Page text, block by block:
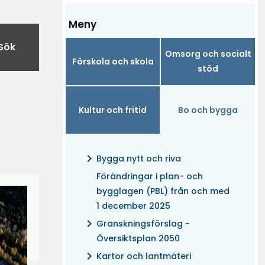
Meny
Förskola och skola
Omsorg och socialt
stöd
Kultur och fritid Bo och bygga
chevron_right Bygga nytt och riva
Förändringar i plan- och
bygglagen (PBL) från och med
1 december 2025
chevron_right Granskningsförslag -
Översiktsplan 2050
chevron_right Kartor och lantmäteri